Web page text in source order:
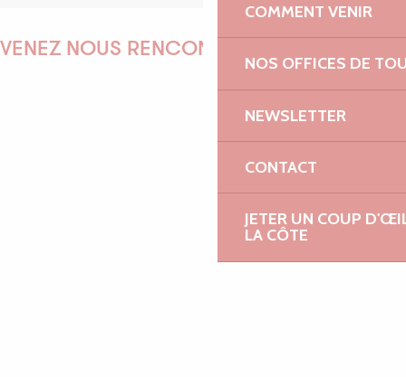
COMMENT VENIR
NOS OFFICES DE
NEWSLETTER
CONTACT
JETER UN COUP
LA CÔTE
VENEZ NOUS RENCONTRER !
EMILIE
MARINE